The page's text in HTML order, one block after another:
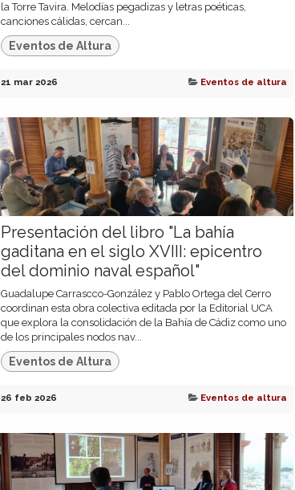
la Torre Tavira. Melodías pegadizas y letras poéticas,
canciones cálidas, cercan...
Eventos de Altura
21 mar 2026 Eventos de altura
Presentación del libro "La bahía
gaditana en el siglo XVIII: epicentro
del dominio naval español"
Guadalupe Carrascco-González y Pablo Ortega del Cerro
coordinan esta obra colectiva editada por la Editorial UCA
que explora la consolidación de la Bahía de Cádiz como uno
de los principales nodos nav...
Eventos de Altura
26 feb 2026 Eventos de altura